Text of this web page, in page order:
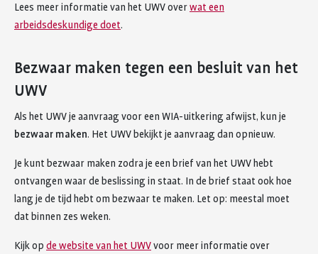
Lees meer informatie van het UWV overwat een
arbeidsdeskundige doet.
Bezwaar maken tegen een besluit van het
UWV
Als het UWV je aanvraag voor een WIA-uitkering afwijst, kun je
bezwaar maken. Het UWV bekijkt je aanvraag dan opnieuw.
Je kunt bezwaar maken zodra je een brief van het UWV hebt
ontvangen waar de beslissing in staat. In de brief staat ook hoe
lang je de tijd hebt om bezwaar te maken. Let op: meestal moet
dat binnen zes weken.
Kijk op de website van het UWVvoor meer informatie over